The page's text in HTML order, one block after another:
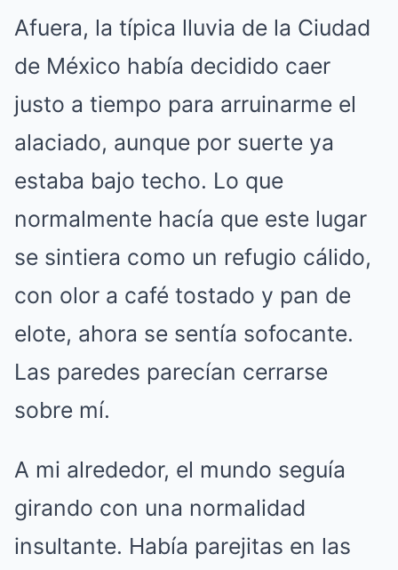
Afuera, la típica lluvia de la Ciudad
de México había decidido caer
justo a tiempo para arruinarme el
alaciado, aunque por suerte ya
estaba bajo techo. Lo que
normalmente hacía que este lugar
se sintiera como un refugio cálido,
con olor a café tostado y pan de
elote, ahora se sentía sofocante.
Las paredes parecían cerrarse
sobre mí.
A mi alrededor, el mundo seguía
girando con una normalidad
insultante. Había parejitas en las